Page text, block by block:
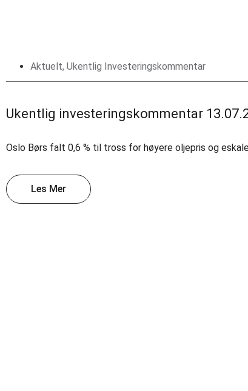
Aktuelt, Ukentlig Investeringskommentar
Ukentlig investeringskommentar
Oslo Børs falt 0,6 % til tross for høyere oljepris og
Les Mer